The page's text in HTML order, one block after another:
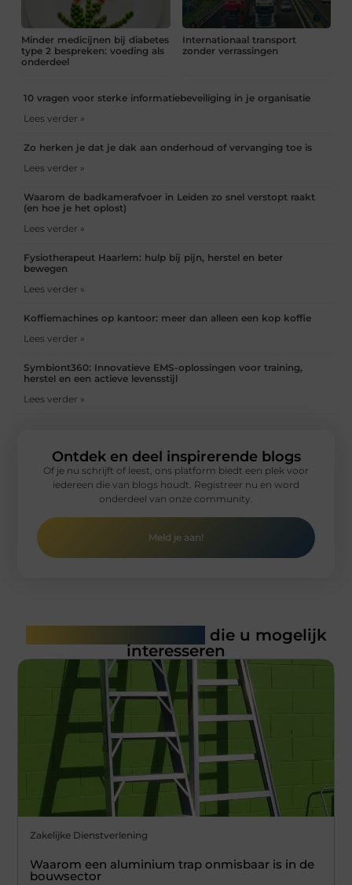
Minder medicijnen bij diabetes
type 2 bespreken: voeding als
onderdeel
Internationaal transport
zonder verrassingen
10 vragen voor sterke informatiebeveiliging in je organisatie
Lees verder »
Zo herken je dat je dak aan onderhoud of vervanging toe is
Lees verder »
Waarom de badkamerafvoer in Leiden zo snel verstopt raakt
(en hoe je het oplost)
Lees verder »
Fysiotherapeut Haarlem: hulp bij pijn, herstel en beter
bewegen
Lees verder »
Koffiemachines op kantoor: meer dan alleen een kop koffie
Lees verder »
Symbiont360: Innovatieve EMS-oplossingen voor training,
herstel en een actieve levensstijl
Lees verder »
Ontdek en deel inspirerende blogs
Of je nu schrijft of leest, ons platform biedt een plek voor
iedereen die van blogs houdt. Registreer nu en word
onderdeel van onze community.
Meld je aan!
die u mogelijk
interesseren
Zakelijke Dienstverlening
Waarom een aluminium trap onmisbaar is in de
bouwsector